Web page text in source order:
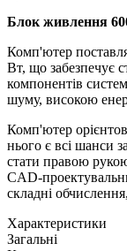
Блок живлення
Комп'ютер
Вт, що забезпечує
компонентів
шуму, високою
Комп'ютер
нього є всі шанси
стати правою
CAD-
складні
Характеристики
Загальні